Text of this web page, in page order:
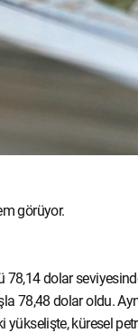
görüyor.
dolar
78,48 dolar oldu.
yükselişte, küresel